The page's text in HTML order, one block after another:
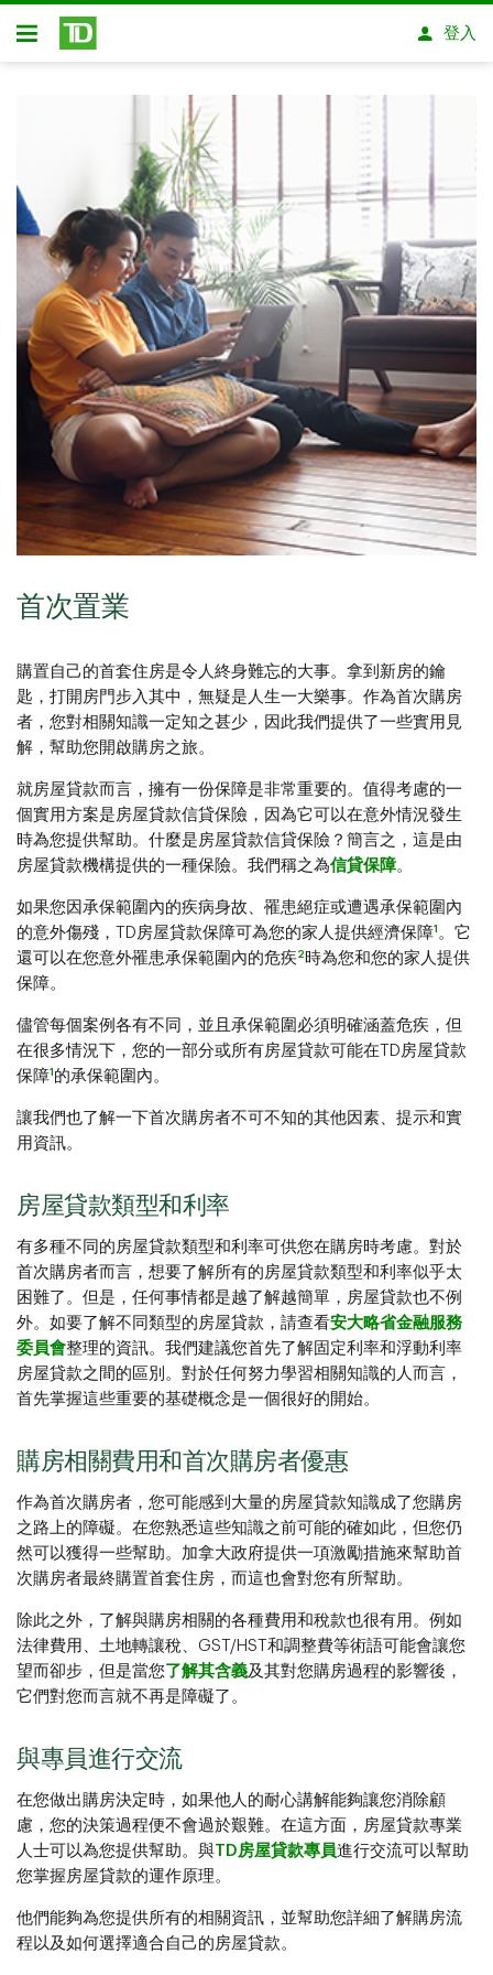
略過進入主要內容
開放式房屋貸款
登入
首次置業
購置自己的首套住房是令人終身難忘的大事。拿到新房的鑰
匙，打開房門步入其中，無疑是人生一大樂事。作為首次購房
者，您對相關知識一定知之甚少，因此我們提供了一些實用見
解，幫助您開啟購房之旅。
就房屋貸款而言，擁有一份保障是非常重要的。值得考慮的一
個實用方案是房屋貸款信貸保險，因為它可以在意外情況發生
時為您提供幫助。什麼是房屋貸款信貸保險？簡言之，這是由
房屋貸款機構提供的一種保險。我們稱之為信貸保障。
如果您因承保範圍內的疾病身故、罹患絕症或遭遇承保範圍內
的意外傷殘，TD房屋貸款保障可為您的家人提供經濟保障1 。它
還可以在您意外罹患承保範圍內的危疾2 時為您和您的家人提供
保障。
儘管每個案例各有不同，並且承保範圍必須明確涵蓋危疾，但
在很多情況下，您的一部分或所有房屋貸款可能在TD房屋貸款
保障1 的承保範圍內。
讓我們也了解一下首次購房者不可不知的其他因素、提示和實
用資訊。
房屋貸款類型和利率
有多種不同的房屋貸款類型和利率可供您在購房時考慮。對於
首次購房者而言，想要了解所有的房屋貸款類型和利率似乎太
困難了。但是，任何事情都是越了解越簡單，房屋貸款也不例
外。如要了解不同類型的房屋貸款，請查看安大略省金融服務
委員會整理的資訊。我們建議您首先了解固定利率和浮動利率
房屋貸款之間的區別。對於任何努力學習相關知識的人而言，
首先掌握這些重要的基礎概念是一個很好的開始。
購房相關費用和首次購房者優惠
作為首次購房者，您可能感到大量的房屋貸款知識成了您購房
之路上的障礙。在您熟悉這些知識之前可能的確如此，但您仍
然可以獲得一些幫助。加拿大政府提供一項激勵措施來幫助首
次購房者最終購置首套住房，而這也會對您有所幫助。
除此之外，了解與購房相關的各種費用和稅款也很有用。例如
法律費用、土地轉讓稅、GST/HST和調整費等術語可能會讓您
望而卻步，但是當您 了解其含義及其對您購房過程的影響後，
它們對您而言就不再是障礙了。
與專員進行交流
在您做出購房決定時，如果他人的耐心講解能夠讓您消除顧
慮，您的決策過程便不會過於艱難。在這方面，房屋貸款專業
人士可以為您提供幫助。與TD房屋貸款專員進行交流可以幫助
您掌握房屋貸款的運作原理。
他們能夠為您提供所有的相關資訊，並幫助您詳細了解購房流
程以及如何選擇適合自己的房屋貸款。